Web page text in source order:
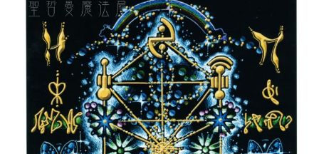
每筆NT$80，滿NT$3,000(含以上)免運費
賣家宅配幫您送（台灣）
每筆NT$80，滿NT$3,000(含以上)免運費
郵局幫你送（離島）
每筆NT$80，滿NT$3,000(含以上)免運費
付款後門市自取
免運費